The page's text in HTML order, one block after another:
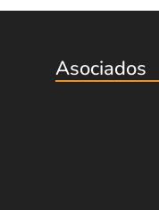
Asociados